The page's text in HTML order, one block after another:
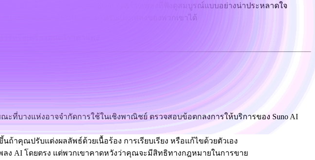
รมณ์ หรือธีมเนื้อร้อง และ Suno จะสร้างเพลงที่ฟังดูสมบูรณ์แบบอย่างน่าประหลาดใจ
และผลิตเพลงเพื่อให้นักดนตรีปรับแต่งเพลงของพวกเขาได้
ที่บางแห่งอาจจำกัดการใช้ในเชิงพาณิชย์ ตรวจสอบข้อตกลงการให้บริการของ Suno AI
าคุณปรับแต่งผลลัพธ์ด้วยเนื้อร้อง การเรียบเรียง หรือแก้ไขด้วยตัวเอง
พลง AI โดยตรง แต่พวกเขาคาดหวังว่าคุณจะมีสิทธิทางกฎหมายในการขาย